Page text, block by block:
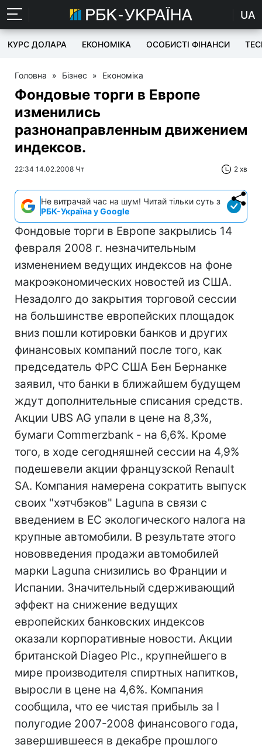
UA
КУРС ДОЛАРА ЕКОНОМІКА ОСОБИСТІ ФІНАНСИ
Головна » Бізнес » Економіка
Фондовые торги в Европе
изменились
разнонаправленным движением
индексов.
22:34 14.02.2008 Чт 2 хв
Не витрачай час на шум! Читай тільки суть з
РБК-Україна у Google
Фондовые торги в Европе закрылись 14
февраля 2008 г. незначительным
изменением ведущих индексов на фоне
макроэкономических новостей из США.
Незадолго до закрытия торговой сессии
на большинстве европейских площадок
вниз пошли котировки банков и других
финансовых компаний после того, как
председатель ФРС США Бен Бернанке
заявил, что банки в ближайшем будущем
ждут дополнительные списания средств.
Акции UBS AG упали в цене на 8,3%,
бумаги Commerzbank - на 6,6%. Кроме
того, в ходе сегодняшней сессии на 4,9%
подешевели акции французской Renault
SA. Компания намерена сократить выпуск
своих "хэтчбэков" Laguna в связи с
введением в ЕС экологического налога на
крупные автомобили. В результате этого
нововведения продажи автомобилей
марки Laguna снизились во Франции и
Испании. Значительный сдерживающий
эффект на снижение ведущих
европейских банковских индексов
оказали корпоративные новости. Акции
британской Diageo Plc., крупнейшего в
мире производителя спиртных напитков,
выросли в цене на 4,6%. Компания
сообщила, что ее чистая прибыль за I
полугодие 2007-2008 финансового года,
завершившееся в декабре прошлого